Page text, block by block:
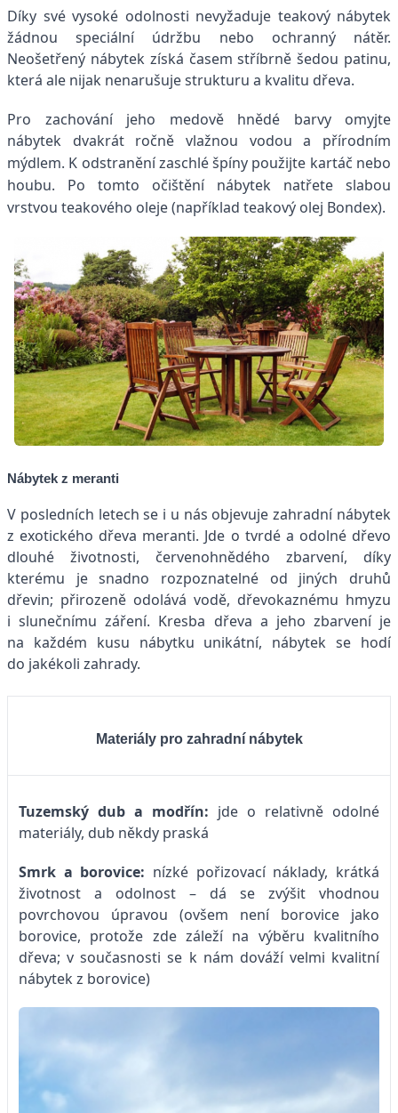
Díky své vysoké odolnosti nevyžaduje teakový nábytek
žádnou speciální údržbu nebo ochranný nátěr.
Neošetřený nábytek získá časem stříbrně šedou patinu,
která ale nijak nenarušuje strukturu a kvalitu dřeva.
Pro zachování jeho medově hnědé barvy omyjte
nábytek dvakrát ročně vlažnou vodou a přírodním
mýdlem. K odstranění zaschlé špíny použijte kartáč nebo
houbu. Po tomto očištění nábytek natřete slabou
vrstvou teakového oleje (například teakový olej Bondex).
Nábytek z meranti
V posledních letech se i u nás objevuje zahradní nábytek
z exotického dřeva meranti. Jde o tvrdé a odolné dřevo
dlouhé životnosti, červenohnědého zbarvení, díky
kterému je snadno rozpoznatelné od jiných druhů
dřevin; přirozeně odolává vodě, dřevokaznému hmyzu
i slunečnímu záření. Kresba dřeva a jeho zbarvení je
na každém kusu nábytku unikátní, nábytek se hodí
do jakékoli zahrady.
Materiály pro zahradní nábytek
Tuzemský dub a modřín: jde o relativně odolné
materiály, dub někdy praská
Smrk a borovice: nízké pořizovací náklady, krátká
životnost a odolnost – dá se zvýšit vhodnou
povrchovou úpravou (ovšem není borovice jako
borovice, protože zde záleží na výběru kvalitního
dřeva; v současnosti se k nám dováží velmi kvalitní
nábytek z borovice)